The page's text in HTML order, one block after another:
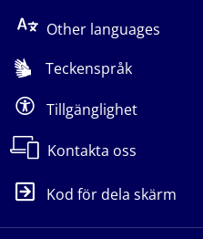
Other languages
Teckenspråk
Tillgänglighet
Kontakta oss
Kod för dela skärm